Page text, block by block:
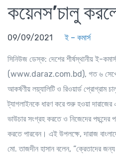
কয়েনস’চালু
09/09/2021 ই – কমার্স
সিনিউজ ডেস্ক: দেশের শীর্ষস্থানীয় ই-কমার্স
(www.daraz.com.bd), গত ৬
আকর্ষণীয় লয়্যালিটি ও রিওয়ার্ড প্রোগ্রাম
ট্যাগলাইনকে ধারণ করে শুরু হওয়া দারাজের
ভাউচার সংগ্রহ করতে ও নিজেদের
করতে পারবেন। এই উপলক্ষে, দারাজ
মো. তাজদীন হাসান বলেন, “ক্রেতাদের